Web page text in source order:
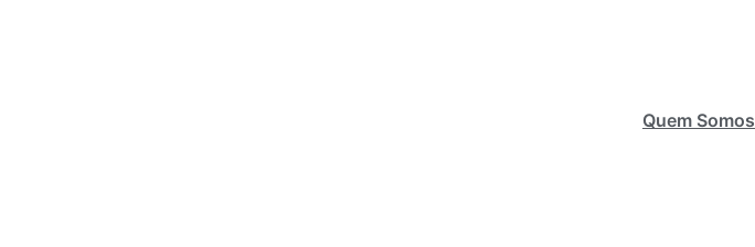
Quem Somos